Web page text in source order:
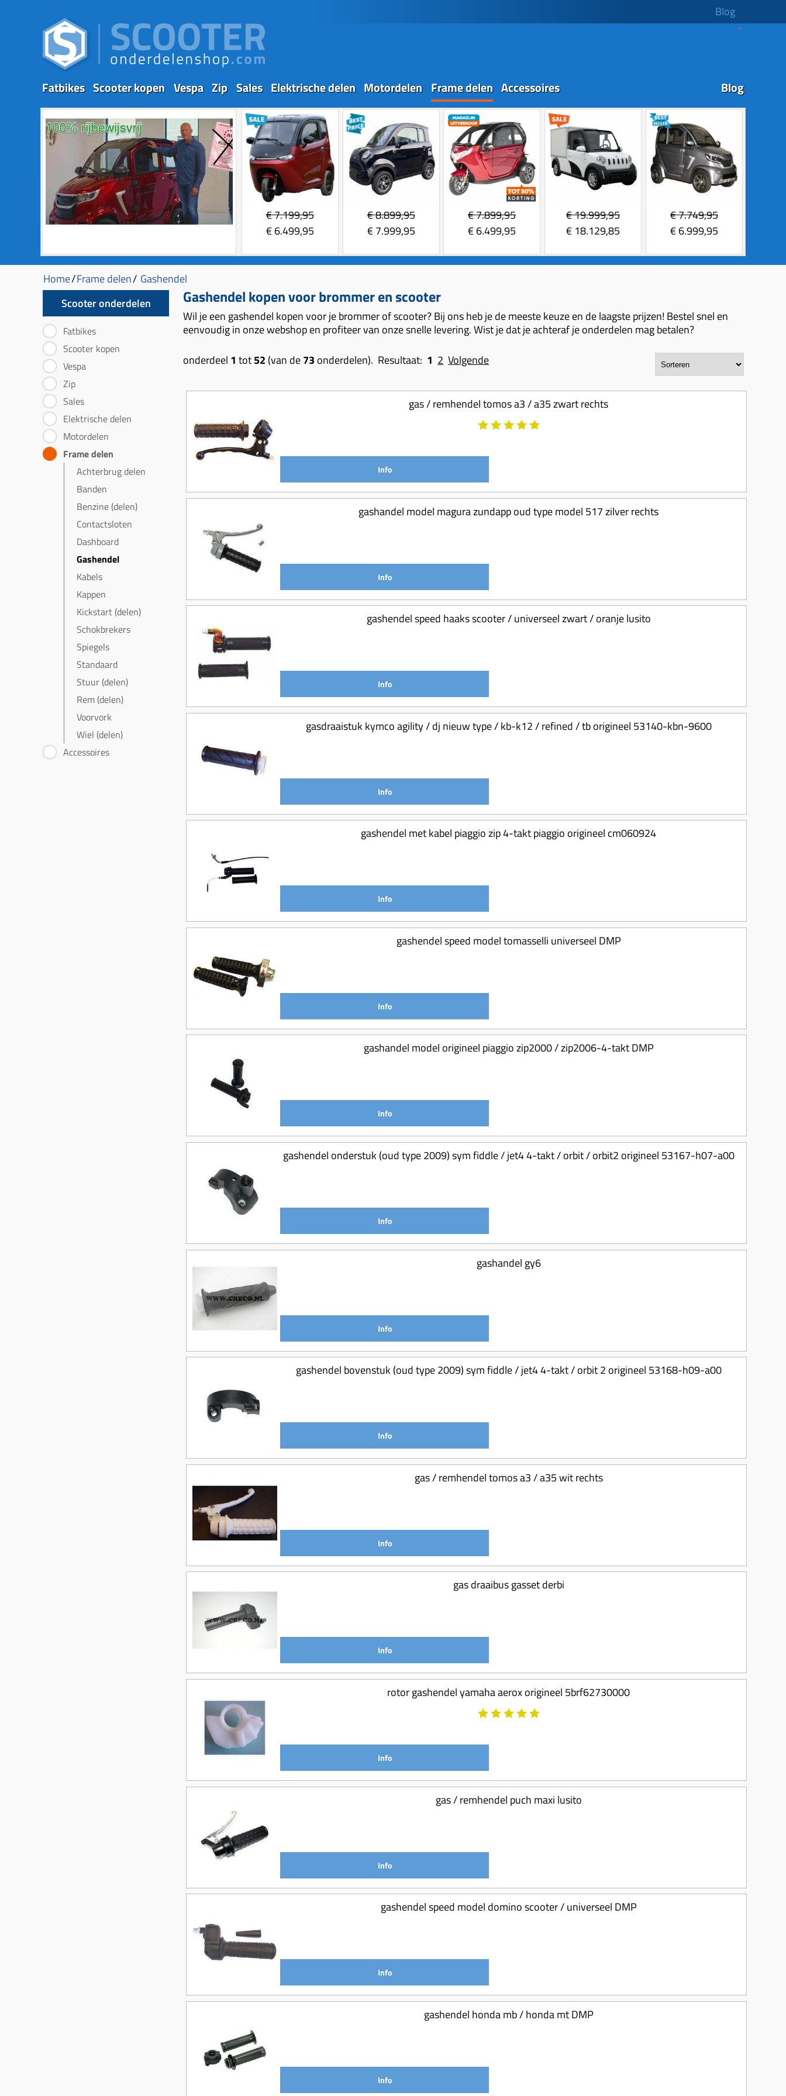
Blog
Fatbikes Scooter kopen Vespa Zip Sales Elektrische delen Motordelen Frame delen Accessoires Blog
€7.199,95
€6.499,95
€8.899,95
€7.999,95
€7.899,95
€6.499,95
€19.999,95
€ 18.129,85
€7.749,95
€6.999,95
Home/Frame delen/ Gashendel
Scooter onderdelen
Fatbikes
Scooter kopen
Vespa
Zip
Sales
Elektrische delen
Motordelen
Frame delen
Achterbrug delen
Banden
Benzine (delen)
Contactsloten
Dashboard
Gashendel
Kabels
Kappen
Kickstart (delen)
Schokbrekers
Spiegels
Standaard
Stuur (delen)
Rem (delen)
Voorvork
Wiel (delen)
Accessoires
Gashendel kopen voor brommer en scooter
Wil je een gashendel kopen voor je brommer of scooter? Bij ons heb je de meeste keuze en de laagste prijzen! Bestel snel en
eenvoudig in onze webshop en profiteer van onze snelle levering. Wist je dat je achteraf je onderdelen mag betalen?
onderdeel 1 tot52 (van de73 onderdelen). Resultaat: 1 2 Volgende
gas / remhendel tomos a3 / a35 zwart rechts
Info
gashandel model magura zundapp oud type model 517 zilver rechts
Info
gashendel speed haaks scooter / universeel zwart / oranje lusito
Info
gasdraaistuk kymco agility / dj nieuw type / kb-k12 / refined / tb origineel 53140-kbn-9600
Info
gashendel met kabel piaggio zip 4-takt piaggio origineel cm060924
Info
gashendel speed model tomasselli universeel DMP
Info
gashandel model origineel piaggio zip2000 / zip2006-4-takt DMP
Info
gashendel onderstuk (oud type 2009) sym fiddle / jet4 4-takt / orbit / orbit2 origineel 53167-h07-a00
Info
gashandel gy6
Info
gashendel bovenstuk (oud type 2009) sym fiddle / jet4 4-takt / orbit 2 origineel 53168-h09-a00
Info
gas / remhendel tomos a3 / a35 wit rechts
Info
gas draaibus gasset derbi
Info
rotor gashendel yamaha aerox origineel 5brf62730000
Info
gas / remhendel puch maxi lusito
Info
gashendel speed model domino scooter / universeel DMP
Info
gashendel honda mb / honda mt DMP
Info